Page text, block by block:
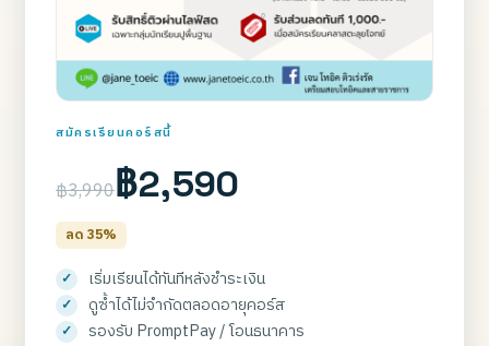
สมัครเรียนคอร์สนี้
฿3,990฿2,590
ลด 35%
เริ่มเรียนได้ทันทีหลังชำระเงิน
ดูซ้ำได้ไม่จำกัดตลอดอายุคอร์ส
รองรับ PromptPay / โอนธนาคาร